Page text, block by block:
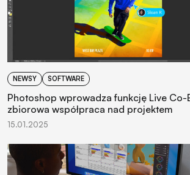
NEWSY SOFTWARE
Photoshop wprowadza funkcję Live Co-
zbiorowa współpraca nad projektem
15.01.2025